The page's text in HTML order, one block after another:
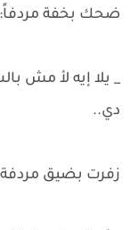
ضحك بخفة مردفاً:
_ يلا إيه لأ مش
دي..
زفرت بضيق